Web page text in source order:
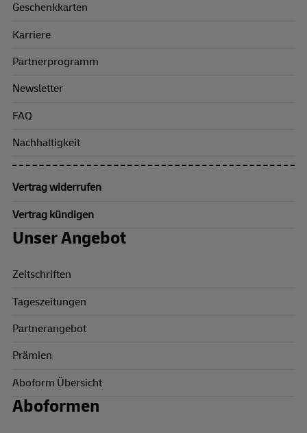
Geschenkkarten
Karriere
Partnerprogramm
Newsletter
FAQ
Nachhaltigkeit
Vertrag widerrufen
Vertrag kündigen
Unser Angebot
Zeitschriften
Tageszeitungen
Partnerangebot
Prämien
Aboform Übersicht
Aboformen